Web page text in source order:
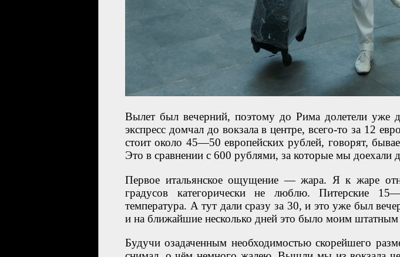
Вылет был вечерний, поэтому до Рима долетели уже
экспресс домчал до вокзала в центре, всего-то за 12
стоит около 45—50 европейских рублей, говорят,
Это в сравнении с 600 рублями, за которые мы доехали
Первое итальянское ощущение — жара. Я к жаре
градусов категорически не люблю. Питерские
температура. А тут дали сразу за 30, и это уже был
и на ближайшие несколько дней это было моим штатным
Будучи озадаченным необходимостью скорейшего